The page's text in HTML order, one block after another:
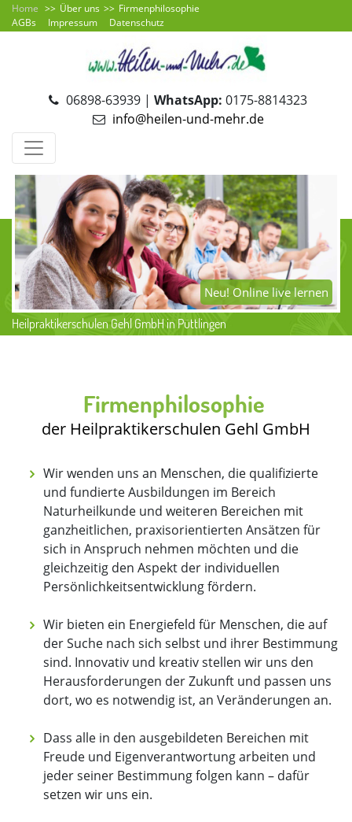
Home Über uns
Firmenphilosophie
AGBs
Impressum Datenschutz
06898-63939 | WhatsApp: 0175-8814323
info@heilen-und-mehr.de
Neu! Online live lernen
Heilpraktikerschulen Gehl GmbH in Püttlingen
Firmenphilosophie
der Heilpraktikerschulen Gehl GmbH
Wir wenden uns an Menschen, die qualifizierte
und fundierte Ausbildungen im Bereich
Naturheilkunde und weiteren Bereichen mit
ganzheitlichen, praxisorientierten Ansätzen für
sich in Anspruch nehmen möchten und die
gleichzeitig den Aspekt der individuellen
Persönlichkeitsentwicklung fördern.
Wir bieten ein Energiefeld für Menschen, die auf
der Suche nach sich selbst und ihrer Bestimmung
sind. Innovativ und kreativ stellen wir uns den
Herausforderungen der Zukunft und passen uns
dort, wo es notwendig ist, an Veränderungen an.
Dass alle in den ausgebildeten Bereichen mit
Freude und Eigenverantwortung arbeiten und
jeder seiner Bestimmung folgen kann – dafür
setzen wir uns ein.